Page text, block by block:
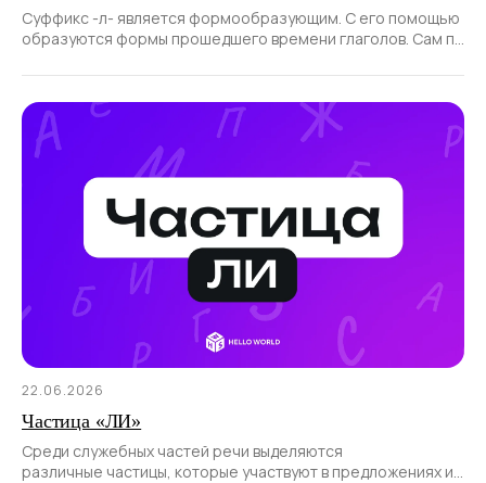
Суффикс -л- является формообразующим. С его помощью
образуются формы прошедшего времени глаголов. Сам по
22.06.2026
Частица «ЛИ»
Среди служебных частей речи выделяются
различные частицы, которые участвуют в предложениях и